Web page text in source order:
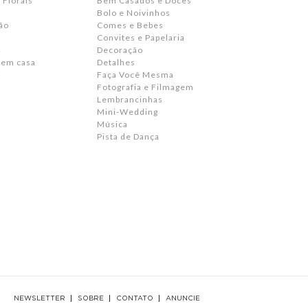
casa
Bolo e Noivinhos
Comes e Bebes
Convites e Papelaria
Decoração
Detalhes
Faça Você Mesma
Fotografia e Filmagem
Lembrancinhas
Mini-Wedding
Música
Pista de Dança
NEWSLETTER SOBRE CONTATO ANUNCIE